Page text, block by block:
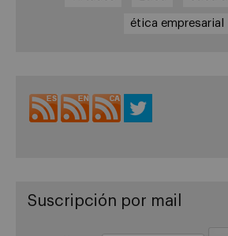
ética empresarial
Suscripción por mail